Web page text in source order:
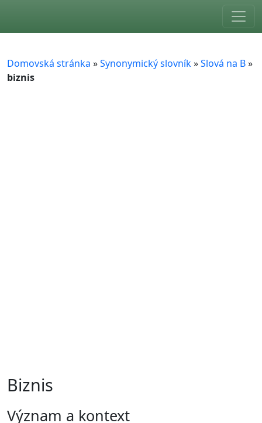
Domovská stránka »Synonymický slovník»Slová na B»
biznis
Biznis
význam a kontext